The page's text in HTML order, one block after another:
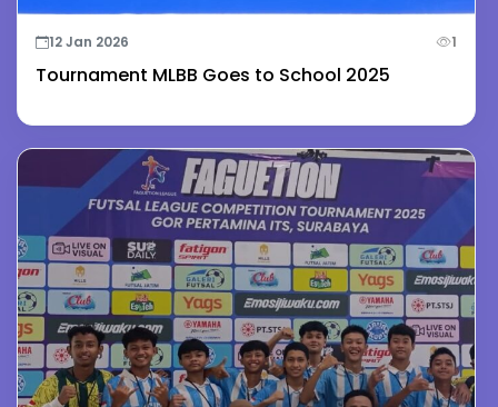
12 Jan 2026 1
Tournament MLBB Goes to School 2025